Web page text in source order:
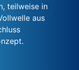
teilweise in
aus